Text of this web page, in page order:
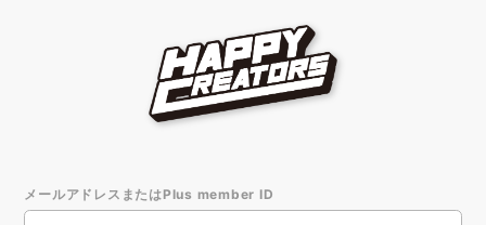
メールアドレスまたはPlus member ID